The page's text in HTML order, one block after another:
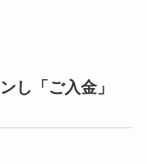
し「ご入金」